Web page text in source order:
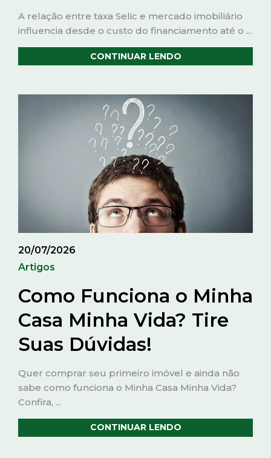
A relação entre taxa Selic e mercado imobiliário
influencia desde o custo do financiamento até o ...
CONTINUAR LENDO
20/07/2026
Artigos
Como Funciona o Minha
Casa Minha Vida? Tire
Suas Dúvidas!
Quer comprar seu primeiro imóvel e ainda não
sabe como funciona o Minha Casa Minha Vida?
Confira, ...
CONTINUAR LENDO